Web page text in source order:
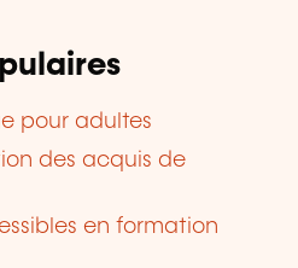
pour adultes
des acquis de
en formation